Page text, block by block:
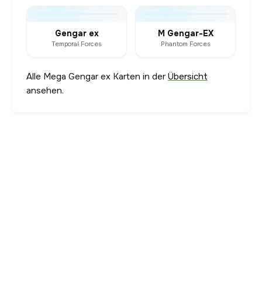
Gengar ex
Temporal Forces
M Gengar-EX
Phantom Forces
Alle Mega Gengar ex Karten in derÜbersicht
ansehen.